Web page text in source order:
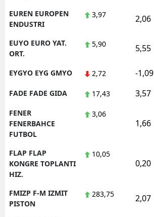
EUREN EUROPEN
ENDUSTRI
3,97 2,06
EUYO EURO YAT.
ORT.
5,90 5,55
EYGYO EYG GMYO 2,72 -1,09
FADE FADE GIDA 17,43 3,57
FENER
FENERBAHCE
FUTBOL
3,06
1,66
FLAP FLAP
KONGRE TOPLANTI
HIZ.
10,05
0,20
FMIZP F-M IZMIT
PISTON
283,75 2,07